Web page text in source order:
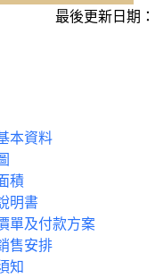
最後更新日期：
本資料
積
明書
單及付款方案
售安排
知